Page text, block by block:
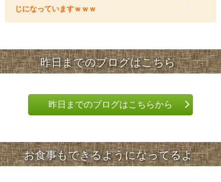
じになっていますｗｗｗ
昨日までのブログはこちら
昨日までのブログはこちらから
お食事もできるようになってるよ